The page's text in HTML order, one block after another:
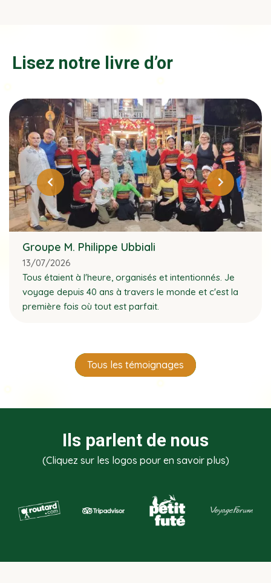
Lisez notre livre d’or
Groupe M. Philippe Ubbiali
13/07/2026
Tous étaient à l'heure, organisés et intentionnés. Je
voyage depuis 40 ans à travers le monde et c'est la
première fois où tout est parfait.
Tous les témoignages
Ils parlent de nous
(Cliquez sur les logos pour en savoir plus)